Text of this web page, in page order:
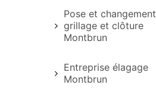
Pose et changement
grillage et clôture
Montbrun
Entreprise élagage
Montbrun